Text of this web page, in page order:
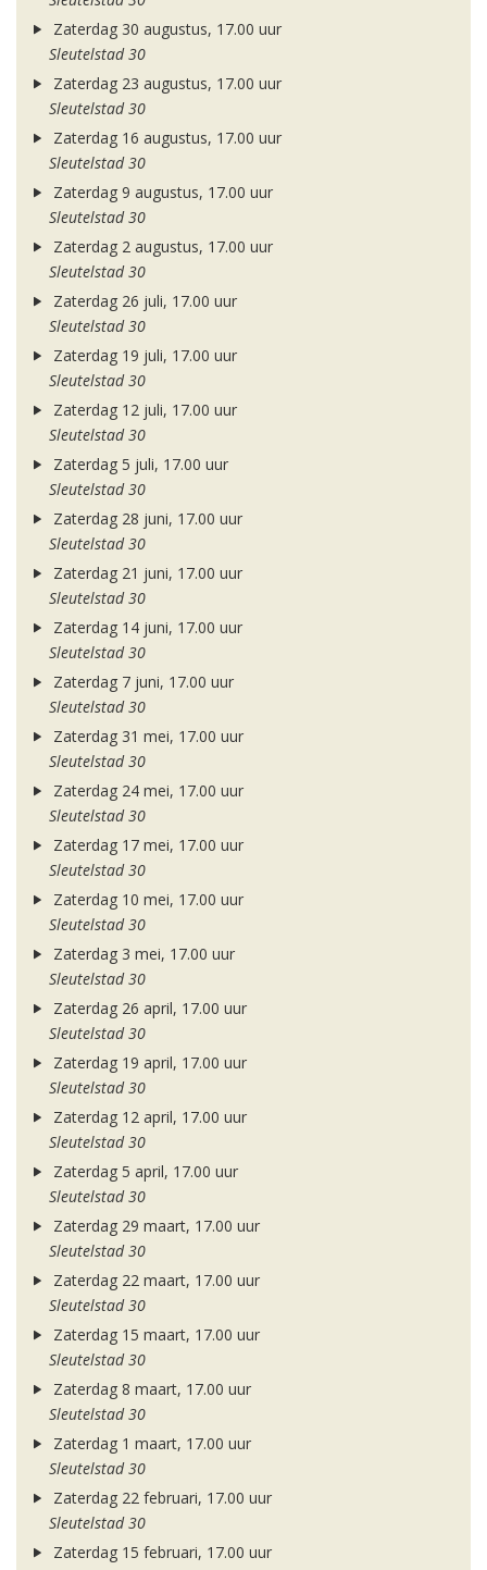
Zaterdag 30 augustus, 17.00 uur
Sleutelstad 30
Zaterdag 23 augustus, 17.00 uur
Sleutelstad 30
Zaterdag 16 augustus, 17.00 uur
Sleutelstad 30
Zaterdag 9 augustus, 17.00 uur
Sleutelstad 30
Zaterdag 2 augustus, 17.00 uur
Sleutelstad 30
Zaterdag 26 juli, 17.00 uur
Sleutelstad 30
Zaterdag 19 juli, 17.00 uur
Sleutelstad 30
Zaterdag 12 juli, 17.00 uur
Sleutelstad 30
Zaterdag 5 juli, 17.00 uur
Sleutelstad 30
Zaterdag 28 juni, 17.00 uur
Sleutelstad 30
Zaterdag 21 juni, 17.00 uur
Sleutelstad 30
Zaterdag 14 juni, 17.00 uur
Sleutelstad 30
Zaterdag 7 juni, 17.00 uur
Sleutelstad 30
Zaterdag 31 mei, 17.00 uur
Sleutelstad 30
Zaterdag 24 mei, 17.00 uur
Sleutelstad 30
Zaterdag 17 mei, 17.00 uur
Sleutelstad 30
Zaterdag 10 mei, 17.00 uur
Sleutelstad 30
Zaterdag 3 mei, 17.00 uur
Sleutelstad 30
Zaterdag 26 april, 17.00 uur
Sleutelstad 30
Zaterdag 19 april, 17.00 uur
Sleutelstad 30
Zaterdag 12 april, 17.00 uur
Sleutelstad 30
Zaterdag 5 april, 17.00 uur
Sleutelstad 30
Zaterdag 29 maart, 17.00 uur
Sleutelstad 30
Zaterdag 22 maart, 17.00 uur
Sleutelstad 30
Zaterdag 15 maart, 17.00 uur
Sleutelstad 30
Zaterdag 8 maart, 17.00 uur
Sleutelstad 30
Zaterdag 1 maart, 17.00 uur
Sleutelstad 30
Zaterdag 22 februari, 17.00 uur
Sleutelstad 30
Zaterdag 15 februari, 17.00 uur